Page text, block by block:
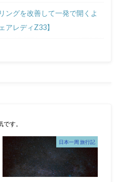
ングを改善して一発で開くよ
アレディZ33】
す。
日本一周 旅行記